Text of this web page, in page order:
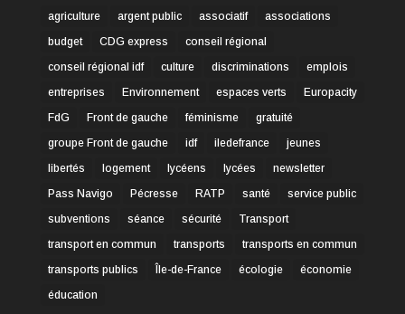
agriculture argent public associatif
associations
budget
CDG express
conseil régional
conseil régional idf
culture discriminations
emplois
entreprises
Environnement espaces verts
Europacity
FdG
Front de gauche féminisme
gratuité
groupe Front de gauche
idf iledefrance
jeunes
libertés
logement lycéens lycées
newsletter
Pass Navigo
Pécresse RATP santé
service public
subventions
séance sécurité
Transport
transport en commun
transports
transports en commun
transports publics
Île-de-France écologie
économie
éducation